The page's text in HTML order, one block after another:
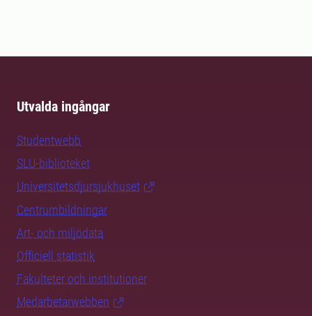
Utvalda ingångar
Studentwebb
SLU-biblioteket
Universitetsdjursjukhuset
Centrumbildningar
Art- och miljödata
Officiell statistik
Fakulteter och institutioner
Medarbetarwebben